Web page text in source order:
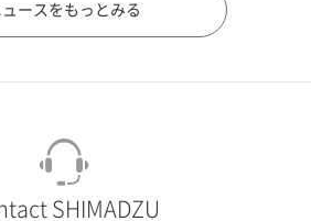
ュースをもっとみる
SHIMADZU